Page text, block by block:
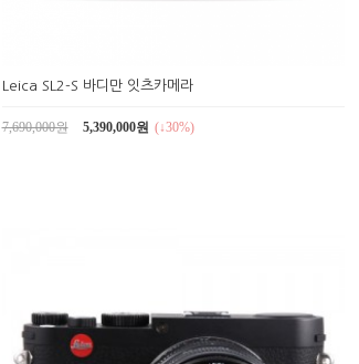
Leica SL2-S 바디만 잇츠카메라
7,690,000원 5,390,000원 (↓30%)